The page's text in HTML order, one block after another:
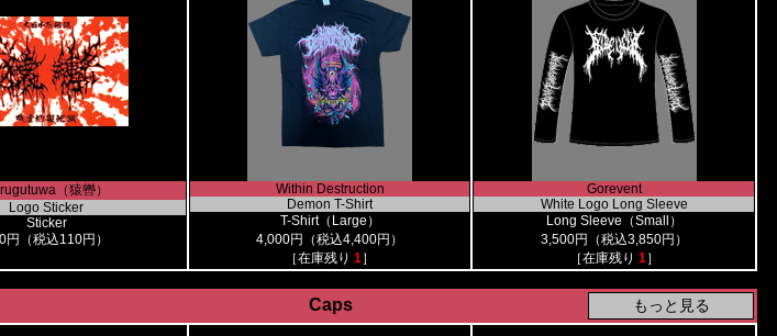
（猿轡）
Logo Sticker
Sticker
円（税込110円）
Within Destruction
Demon T-Shirt
T-Shirt（Large）
4,000円（税込4,400円）
［在庫残り 1］
Gorevent
White Logo Long Sleeve
Long Sleeve（Small）
3,500円（税込3,850円）
［在庫残り 1］
Caps